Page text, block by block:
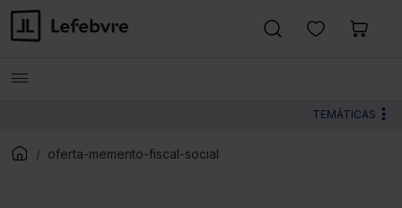
TEMÁTICAS
oferta-memento-fiscal-social